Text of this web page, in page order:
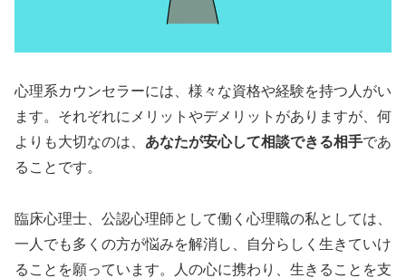
心理系カウンセラーには、様々な資格や経験を持つ人がい
ます。それぞれにメリットやデメリットがありますが、何
よりも大切なのは、 あなたが安心して相談できる相手であ
ることです。
臨床心理士、公認心理師として働く心理職の私としては、
一人でも多くの方が悩みを解消し、自分らしく生きていけ
ることを願っています。人の心に携わり、生きることを支